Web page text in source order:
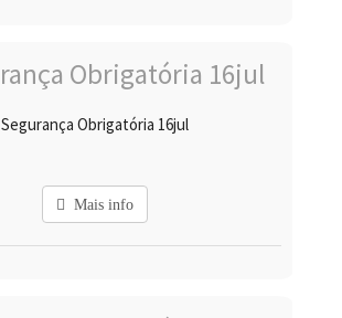
Segurança Obrigatória 16jul
Mais info